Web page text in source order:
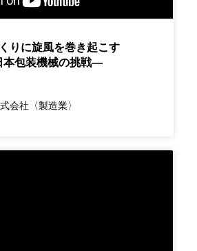
りに旋風を巻き起こす
包装機械の挑戦―
会社〈製造業〉